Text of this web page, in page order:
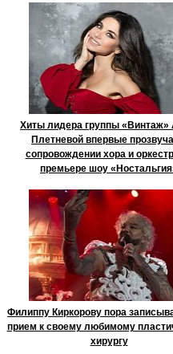
Хиты лидера группы
Плетневой впервые
сопровождении хора и
премьере шоу
Филиппу Киркорову пора
прием к своему любимому
хирургу